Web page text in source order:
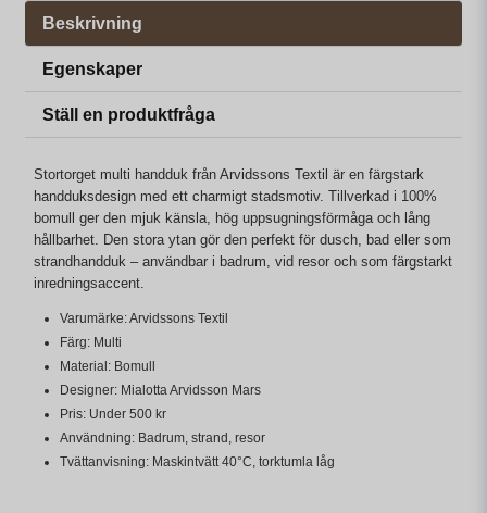
Beskrivning
Egenskaper
Ställ en produktfråga
Stortorget multi handduk från Arvidssons Textil är en färgstark
handduksdesign med ett charmigt stadsmotiv. Tillverkad i 100%
bomull ger den mjuk känsla, hög uppsugningsförmåga och lång
hållbarhet. Den stora ytan gör den perfekt för dusch, bad eller som
strandhandduk – användbar i badrum, vid resor och som färgstarkt
inredningsaccent.
Varumärke: Arvidssons Textil
Färg: Multi
Material: Bomull
Designer: Mialotta Arvidsson Mars
Pris: Under 500 kr
Användning: Badrum, strand, resor
Tvättanvisning: Maskintvätt 40°C, torktumla låg